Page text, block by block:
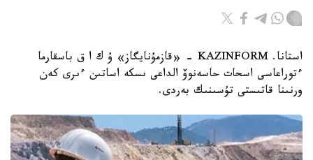
استانا. KAZINFORM - «قازمۇنايگاز» ۇ ك ا ق باسقارما
ءتوراعاسى اسحات حاسەنوۆ الداعى ىسكە اساتىن ءىرى كەن
ورنىنا قاتىستى تۇسىنىك بەردى.